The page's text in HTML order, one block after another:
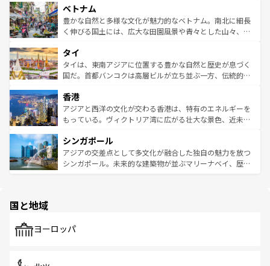
参照してほしい。
容にもいいと評判のスイーツなど、バラエティ豊かな料理
が味わえる。 なお、新着の台湾情報は コンテンツ一覧を参
照してほしい。
き、地方に足を延ばせば四季折々の自然美を楽しむことが
できる。そして、キムチや焼肉、絶品のストリートフード
まで、さまざまな韓国料理が待っている。夜には、韓国な
リティに包まれながら、韓国の多彩な魅力を心ゆくまで味
わってみてほしい。 なお、新着の韓国情報はコンテンツ一
覧を参照してほしい。
ベトナム
豊かな自然と多様な文化が魅力的なベトナム。南北に細長
く伸びる国土には、広大な田園風景や青々とした山々、世
急速な発展と共に伝統が息づく。ハノイの古い町並みやホ
ーチミン市のフランス統治時代の建物も、独特の雰囲気を
醸し出している。また、バラエティの豊かさとおいしさで
とつ。フォーやバインミー、ベトナムコーヒーなどは、ぜ
ひ現地で味わいたい。どの地域を訪れてもあたたかい人々
が旅行者を迎えてくれるので、きっと忘れられない旅にな
参照してほしい。
タイ
タイは、東南アジアに位置する豊かな自然と歴史が息づく
国だ。首都バンコクは高層ビルが立ち並ぶ一方、伝統的な
の活気が交差している。北部ではチェンマイなどの山岳地
帯で自然と触れ合い、南部ではプーケットやクラビの美し
いビーチでリゾート気分を楽しむことができる。タイ料理
激する。気候は一年中温暖で、どの季節にも異なる楽しみ
が待っている。親しみやすいタイの人々、仏教を中心とし
た文化、そして多様な観光資源が、訪れる旅人を魅了し続
香港
アジアと西洋の文化が交わる香港は、特有のエネルギーを
もっている。ヴィクトリア湾に広がる壮大な景色、近未来
み、どこを訪れても感動するはず。観光スポットが密集し
ており、効率よく見どころを回れるのも魅力。息をのむよ
うな絶景から文化的な体験まで、香港を存分に楽しみ尽く
シンガポール
アジアの交差点として多文化が融合した独自の魅力を放つ
シンガポール。未来的な建築物が並ぶマリーナベイ、歴史
で、ホーカーズは地元の風情を楽しめる外せないスポット
国と地域
ヨーロッパ